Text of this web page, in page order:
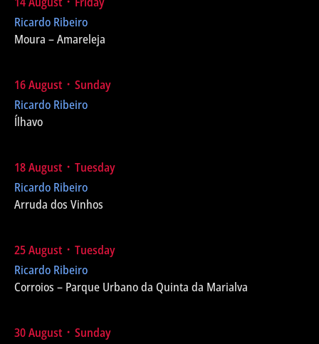
Ricardo Ribeiro
Moura – Amareleja
16 August ᛫ Sunday
Ricardo Ribeiro
Ílhavo
18 August ᛫ Tuesday
Ricardo Ribeiro
Arruda dos Vinhos
25 August ᛫ Tuesday
Ricardo Ribeiro
Corroios – Parque Urbano da Quinta da Marialva
30 August ᛫ Sunday